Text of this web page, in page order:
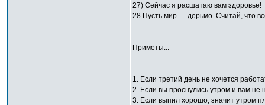
27) Сейчас я расшатаю вам здоровье!
28 Пусть мир — дерьмо. Считай, что
Приметы...
1. Если третий день не хочется
2. Если вы проснулись утром и вам не
3. Если выпил хорошо, значит утром